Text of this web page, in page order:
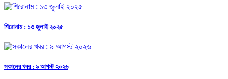
শিরোনাম : ১৩ জুলাই ২০২৫
সকালের খবর : ৯ আগস্ট ২০২৬